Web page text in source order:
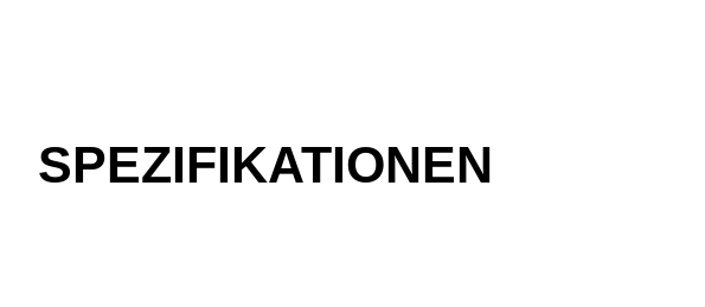
SPEZIFIKATIONEN